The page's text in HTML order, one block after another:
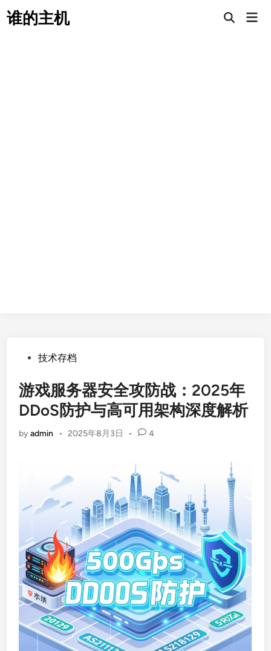
to谁的主机
Open
Posted技术存档
游戏服务器安全攻防战：2025年
DDoS防护与高可用架构深度解析
byadmin • 2025年8月3日 • 4